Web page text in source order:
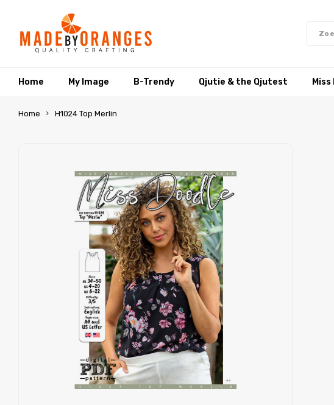
Home My Image B-Trendy Qjutie & the Qjutest
Home H1024 Top Merlin